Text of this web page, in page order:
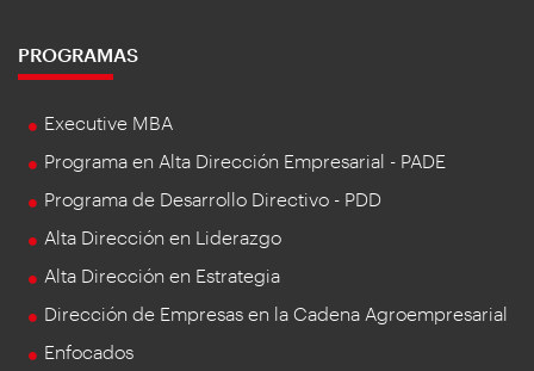
PROGRAMAS
Executive MBA
Programa en Alta Dirección Empresarial - PADE
Programa de Desarrollo Directivo - PDD
Alta Dirección en Liderazgo
Alta Dirección en Estrategia
Dirección de Empresas en la Cadena Agroempresarial
Enfocados